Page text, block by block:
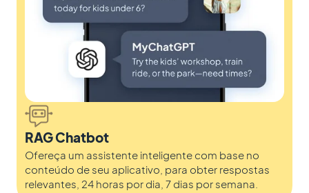
RAG Chatbot
Ofereça um assistente inteligente com base no
conteúdo de seu aplicativo, para obter respostas
relevantes, 24 horas por dia, 7 dias por semana.